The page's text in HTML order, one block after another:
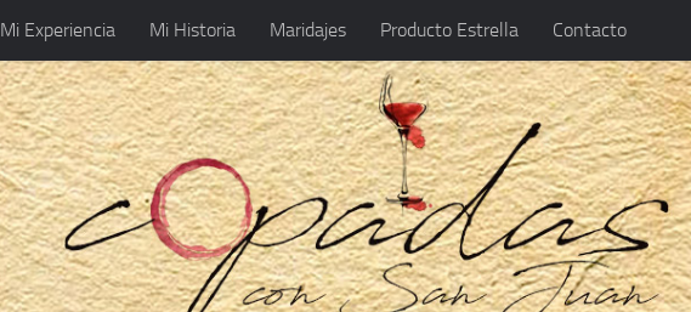
Mi Experiencia Mi Historia Maridajes Producto Estrella Contacto